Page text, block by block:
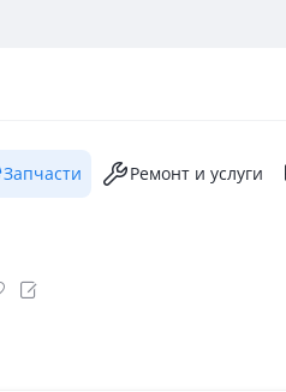
Запчасти Ремонт и услуги